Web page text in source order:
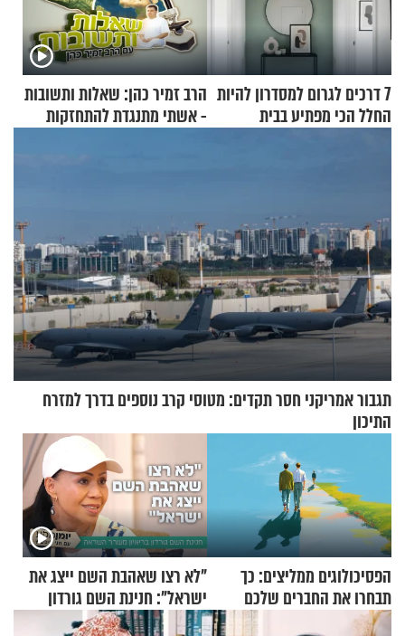
7 דרכים לגרום למסדרון להיות
החלל הכי מפתיע בבית
הרב זמיר כהן: שאלות ותשובות
- אשתי מתנגדת להתחזקות
תגבור אמריקני חסר תקדים: מטוסי קרב נוספים בדרך למזרח
התיכון
הפסיכולוגים ממליצים: כך
תבחרו את החברים שלכם
בחיים
"לא רצו שאהבת השם ייצג את
ישראל": חנינת השם גורדון
בריאיון מעורר השראה